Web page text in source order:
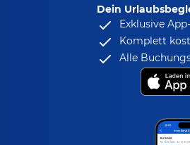
Dein
Exklusive
Komplett
Alle